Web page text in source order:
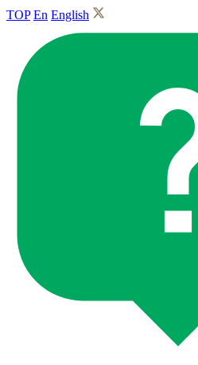
TOP En English